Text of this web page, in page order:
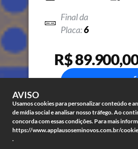
6
R$
COMPRE JÁ
AVISO
Usamos cookies para personalizar conteúdo e
de mídia social e analisar nosso tráfego. Ao
concorda com essas condições. Para mais
https://www.applausoseminovos.com.br/
.